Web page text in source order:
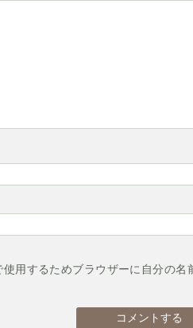
用するためブラウザーに自分の